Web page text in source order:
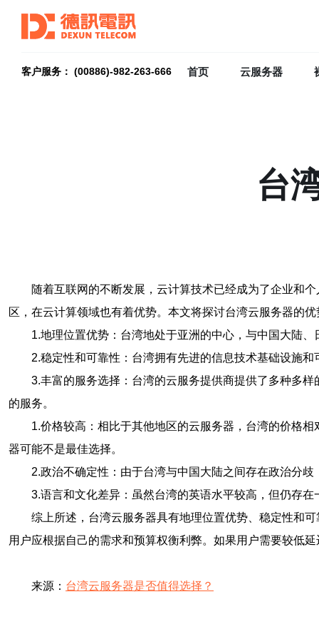
客户服务： (00886)-982-263-666 首页 云服务器
台
随着互联网的不断发展，云计算技术已经成为了企业和
区，在云计算领域也有着优势。本文将探讨台湾云服务器的
1.地理位置优势：台湾地处于亚洲的中心，与中国大陆
2.稳定性和可靠性：台湾拥有先进的信息技术基础设施
3.丰富的服务选择：台湾的云服务提供商提供了多种多
的服务。
1.价格较高：相比于其他地区的云服务器，台湾的价格
器可能不是最佳选择。
2.政治不确定性：由于台湾与中国大陆之间存在政治分
3.语言和文化差异：虽然台湾的英语水平较高，但仍存
综上所述，台湾云服务器具有地理位置优势、稳定性和
用户应根据自己的需求和预算权衡利弊。如果用户需要较低
来源： 台湾云服务器是否值得选择？